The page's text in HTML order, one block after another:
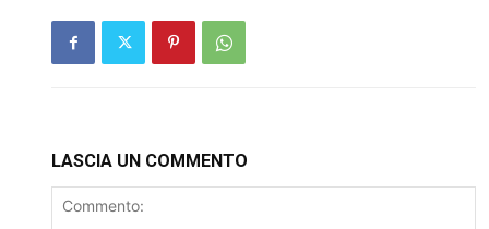
LASCIA UN COMMENTO